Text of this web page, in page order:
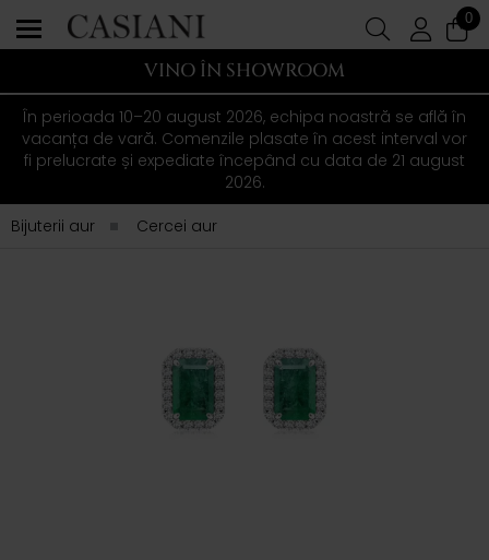
0
VINO ÎN SHOWROOM
În perioada 10–20 august 2026, echipa noastră se află în
vacanța de vară. Comenzile plasate în acest interval vor
fi prelucrate și expediate începând cu data de 21 august
2026.
Bijuterii aur
Cercei aur